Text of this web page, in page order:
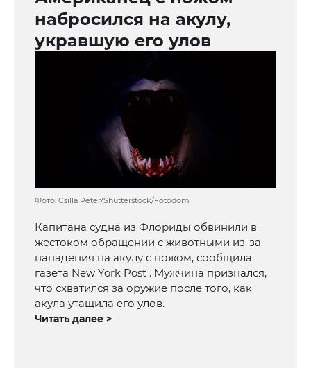
набросился на акулу,
укравшую его улов
Фото: Csilla Peter/Shutterstock/Fotodom
Капитана судна из Флориды обвинили в
жестоком обращении с животными из-за
нападения на акулу с ножом, сообщила
газета New York Post . Мужчина признался,
что схватился за оружие после того, как
акула утащила его улов.
Читать далее >